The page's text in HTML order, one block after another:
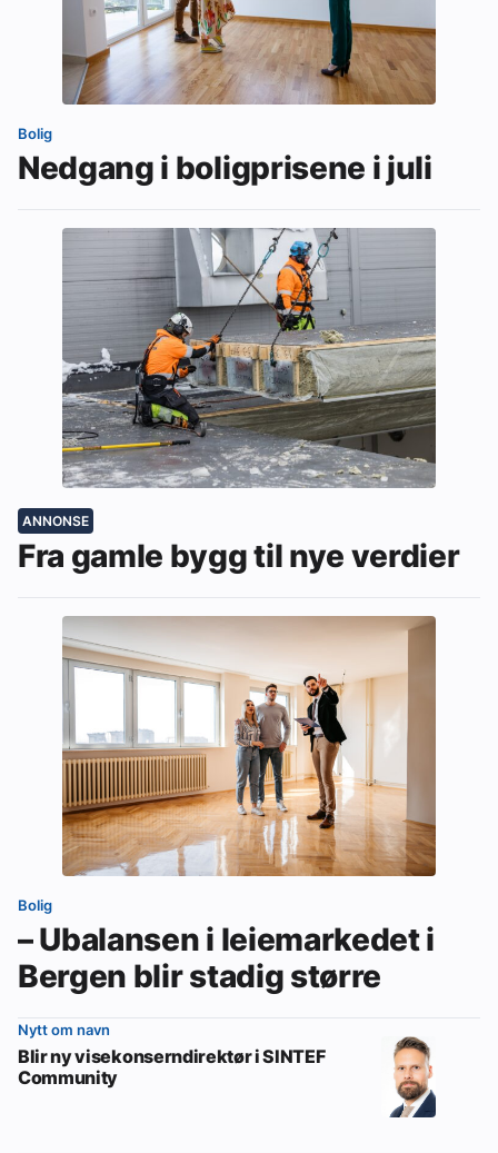
Bolig
Nedgang i boligprisene i juli
ANNONSE
Fra gamle bygg til nye verdier
Bolig
– Ubalansen i leiemarkedet i
Bergen blir stadig større
Nytt om navn
Blir ny visekonserndirektør i SINTEF
Community